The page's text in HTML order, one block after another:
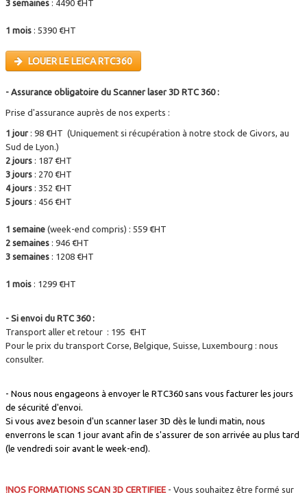
3 semaines : 4490 €HT
1 mois : 5390 €HT
LOUER LE LEICA RTC360
- Assurance obligatoire du Scanner laser 3D RTC 360 :
Prise d'assurance auprès de nos experts :
1 jour : 98 €HT (Uniquement si récupération à notre stock de Givors, au
Sud de Lyon.)
2 jours : 187 €HT
3 jours : 270 €HT
4 jours : 352 €HT
5 jours : 456 €HT
1 semaine (week-end compris) : 559 €HT
2 semaines : 946 €HT
3 semaines : 1208 €HT
1 mois : 1299 €HT
- Si envoi du RTC 360 :
Transport aller et retour : 195 €HT
Pour le prix du transport Corse, Belgique, Suisse, Luxembourg : nous
consulter.
- Nous nous engageons à envoyer le RTC360 sans vous facturer les jours
de sécurité d'envoi.
Si vous avez besoin d'un scanner laser 3D dès le lundi matin, nous
enverrons le scan 1 jour avant afin de s'assurer de son arrivée au plus tard
(le vendredi soir avant le week-end).
!NOS FORMATIONS SCAN 3D CERTIFIEE - Vous souhaitez être formé sur